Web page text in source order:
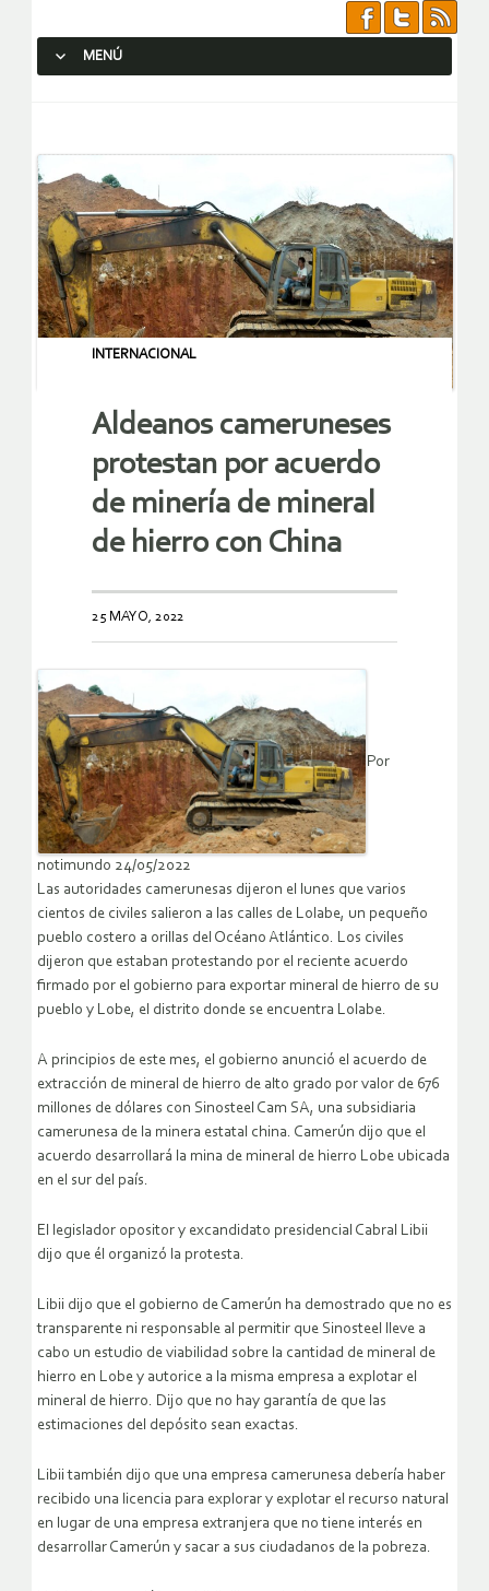
MENÚ
INTERNACIONAL
Aldeanos cameruneses
protestan por acuerdo
de minería de mineral
de hierro con China
25 MAYO, 2022
Por
notimundo 24/05/2022
Las autoridades camerunesas dijeron el lunes que varios
cientos de civiles salieron a las calles de Lolabe, un pequeño
pueblo costero a orillas del Océano Atlántico. Los civiles
dijeron que estaban protestando por el reciente acuerdo
firmado por el gobierno para exportar mineral de hierro de su
pueblo y Lobe, el distrito donde se encuentra Lolabe.
A principios de este mes, el gobierno anunció el acuerdo de
extracción de mineral de hierro de alto grado por valor de 676
millones de dólares con Sinosteel Cam SA, una subsidiaria
camerunesa de la minera estatal china. Camerún dijo que el
acuerdo desarrollará la mina de mineral de hierro Lobe ubicada
en el sur del país.
El legislador opositor y excandidato presidencial Cabral Libii
dijo que él organizó la protesta.
Libii dijo que el gobierno de Camerún ha demostrado que no es
transparente ni responsable al permitir que Sinosteel lleve a
cabo un estudio de viabilidad sobre la cantidad de mineral de
hierro en Lobe y autorice a la misma empresa a explotar el
mineral de hierro. Dijo que no hay garantía de que las
estimaciones del depósito sean exactas.
Libii también dijo que una empresa camerunesa debería haber
recibido una licencia para explorar y explotar el recurso natural
en lugar de una empresa extranjera que no tiene interés en
desarrollar Camerún y sacar a sus ciudadanos de la pobreza.